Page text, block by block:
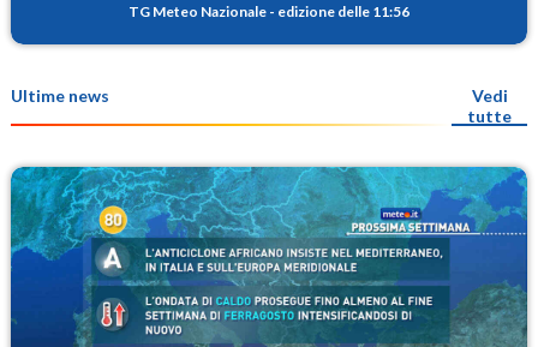
TG Meteo Nazionale - edizione delle 11:56
Ultime news
Vedi
tutte